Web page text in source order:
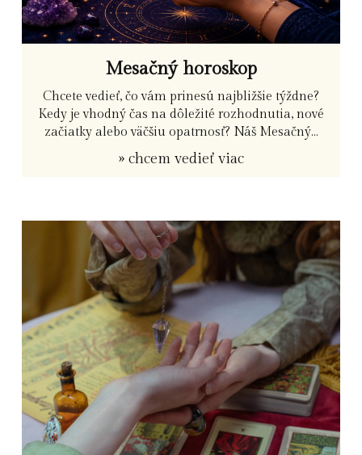
Mesačný horoskop
Chcete vedieť, čo vám prinesú najbližšie týždne?
Kedy je vhodný čas na dôležité rozhodnutia, nové
začiatky alebo väčšiu opatrnosť? Náš Mesačný...
» chcem vedieť viac